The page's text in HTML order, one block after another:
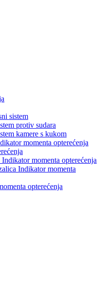
sistem
protiv sudara
kamere s kukom
momenta opterećenja
momenta opterećenja
Indikator momenta
opterećenja